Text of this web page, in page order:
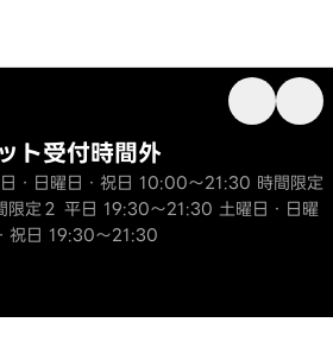
ト受付時間外
・日曜日・祝日 10:00～21:30 時間限定
定２ 平日 19:30～21:30 土曜日・日曜
祝日 19:30～21:30